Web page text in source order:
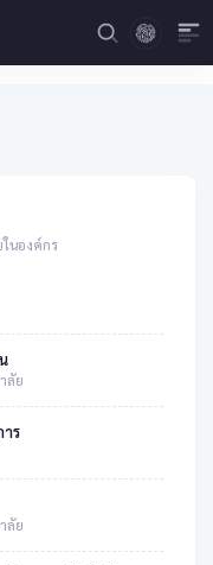
นองค์กร
ลัย
ร
ลัย